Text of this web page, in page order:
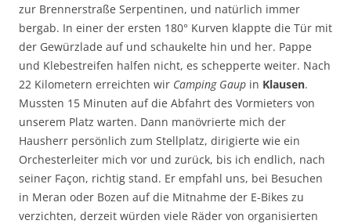
zur Brennerstraße Serpentinen, und natürlich immer
bergab. In einer der ersten 180° Kurven klappte die Tür mit
der Gewürzlade auf und schaukelte hin und her. Pappe
und Klebestreifen halfen nicht, es schepperte weiter. Nach
22 Kilometern erreichten wir Camping Gaup in Klausen.
Mussten 15 Minuten auf die Abfahrt des Vormieters von
unserem Platz warten. Dann manövrierte mich der
Hausherr persönlich zum Stellplatz, dirigierte wie ein
Orchesterleiter mich vor und zurück, bis ich endlich, nach
seiner Façon, richtig stand. Er empfahl uns, bei Besuchen
in Meran oder Bozen auf die Mitnahme der E-Bikes zu
verzichten, derzeit würden viele Räder von organisierten